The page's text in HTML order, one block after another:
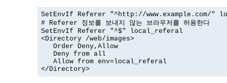
SetEnvIf Referer "^http://www.example.com/"
# Referer 정보를 보내지 않는 브라우저를 허용한다
SetEnvIf Referer "^$" local_referal
<Directory /web/images>
   Order Deny,Allow
   Deny from all
   Allow from env=local_referal
</Directory>